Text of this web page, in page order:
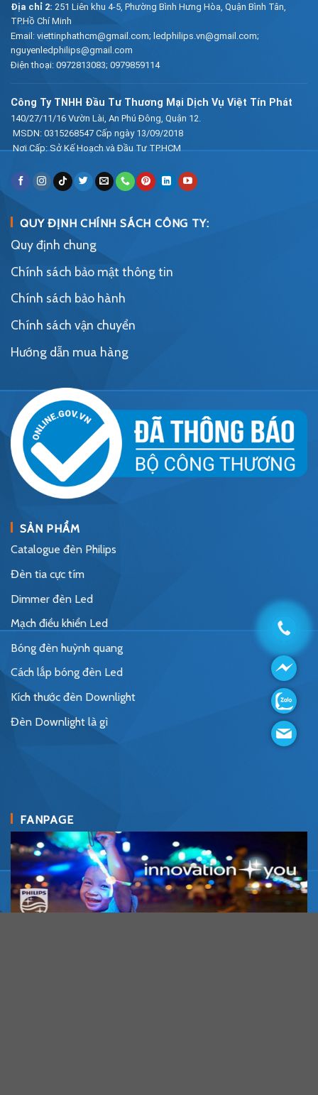
Địa chỉ 2: 251 Liên khu 4-5, Phường Bình Hưng Hòa, Quận Bình Tân,
TP.Hồ Chí Minh
Email: viettinphathcm@gmail.com; ledphilips.vn@gmail.com;
nguyenledphilips@gmail.com
Điện thoại: 0972813083; 0979859114
Công Ty TNHH Đầu Tư Thương Mại Dịch Vụ Việt Tín Phát
140/27/11/16 Vườn Lài, An Phú Đông, Quận 12.
MSDN: 0315268547 Cấp ngày 13/09/2018
Nơi Cấp: Sở Kế Hoạch và Đầu Tư TP.HCM
QUY ĐỊNH CHÍNH SÁCH CÔNG TY:
Quy định chung
Chính sách bảo mật thông tin
Chính sách bảo hành
Chính sách vận chuyển
Hướng dẫn mua hàng
SẢN PHẨM
Catalogue đèn Philips
Đèn tia cực tím
Dimmer đèn Led
Mạch điều khiển Led
Bóng đèn huỳnh quang
Cách lắp bóng đèn Led
Kích thước đèn Downlight
Đèn Downlight là gì
FANPAGE